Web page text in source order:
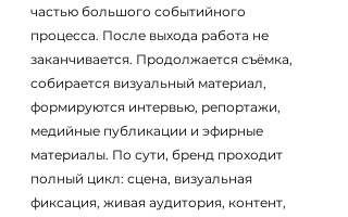
частью большого событийного
процесса. После выхода работа не
заканчивается. Продолжается съёмка,
собирается визуальный материал,
формируются интервью, репортажи,
медийные публикации и эфирные
материалы. По сути, бренд проходит
полный цикл: сцена, визуальная
фиксация, живая аудитория, контент,